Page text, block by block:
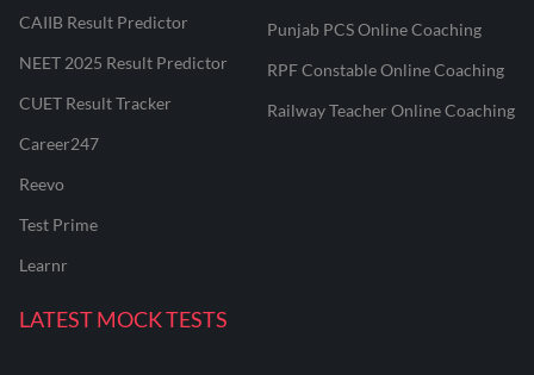
CAIIB Result Predictor
NEET 2025 Result Predictor
CUET Result Tracker
Career247
Reevo
Test Prime
Learnr
Punjab PCS Online Coaching
RPF Constable Online Coaching
Railway Teacher Online Coaching
LATEST MOCK TESTS